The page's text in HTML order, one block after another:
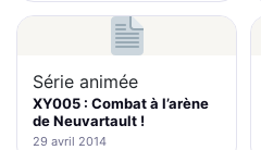
Série animée
XY005 : Combat à l’arène
de Neuvartault !
29 avril 2014